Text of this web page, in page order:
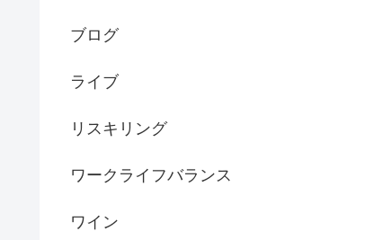
ブログ
ライブ
リスキリング
ワークライフバランス
ワイン